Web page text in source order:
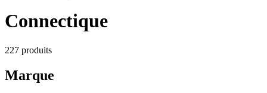
Connectique
227 produits
Marque